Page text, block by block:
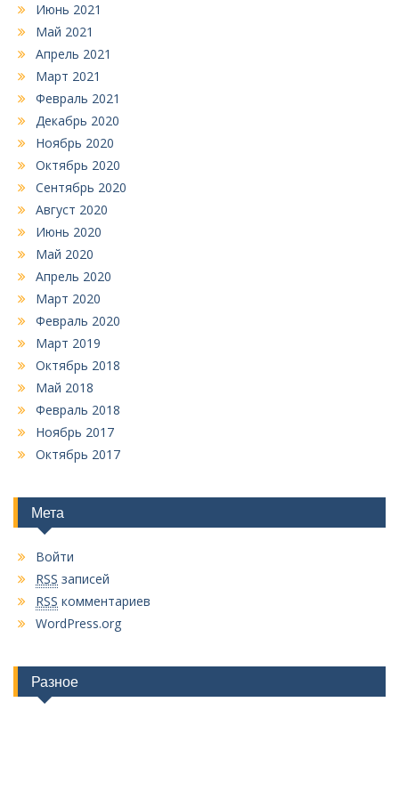
Июнь 2021
Май 2021
Апрель 2021
Март 2021
Февраль 2021
Декабрь 2020
Ноябрь 2020
Октябрь 2020
Сентябрь 2020
Август 2020
Июнь 2020
Май 2020
Апрель 2020
Март 2020
Февраль 2020
Март 2019
Октябрь 2018
Май 2018
Февраль 2018
Ноябрь 2017
Октябрь 2017
Мета
Войти
RSS записей
RSS комментариев
WordPress.org
Разное